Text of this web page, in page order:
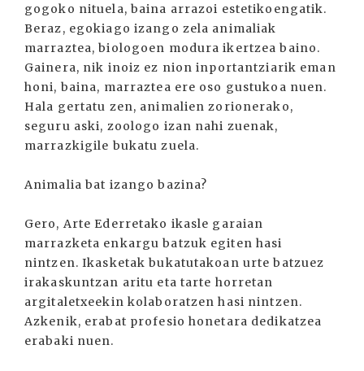
gogoko nituela, baina arrazoi estetikoengatik.
Beraz, egokiago izango zela animaliak
marraztea, biologoen modura ikertzea baino.
Gainera, nik inoiz ez nion inportantziarik eman
honi, baina, marraztea ere oso gustukoa nuen.
Hala gertatu zen, animalien zorionerako,
seguru aski, zoologo izan nahi zuenak,
marrazkigile bukatu zuela.
Animalia bat izango bazina?
Gero, Arte Ederretako ikasle garaian
marrazketa enkargu batzuk egiten hasi
nintzen. Ikasketak bukatutakoan urte batzuez
irakaskuntzan aritu eta tarte horretan
argitaletxeekin kolaboratzen hasi nintzen.
Azkenik, erabat profesio honetara dedikatzea
erabaki nuen.